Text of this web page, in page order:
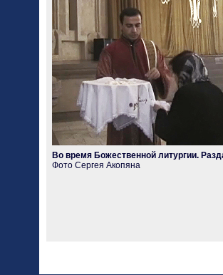
Во время Божественной литургии.
Фото Сергея Акопяна